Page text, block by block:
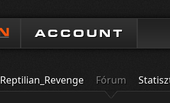
ACCOUNT
Reptilian_Revenge Fórum